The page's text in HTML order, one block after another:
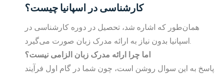
کارشناسی در اسپانیا چیست؟
همان‌طور که اشاره شد، تحصیل در دوره کارشناسی در
اسپانیا بدون نیاز به ارائه مدرک زبان صورت می‌گیرد.
اما چرا ارائه مدرک زبان الزامی نیست؟
پاسخ به این سوال روشن است، چون شما در گام اول فرآیند